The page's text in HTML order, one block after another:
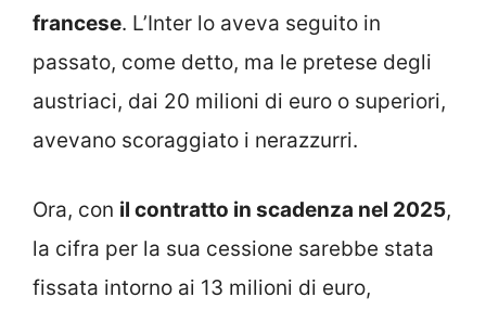
francese. L’Inter lo aveva seguito in
passato, come detto, ma le pretese degli
austriaci, dai 20 milioni di euro o superiori,
avevano scoraggiato i nerazzurri.
Ora, con il contratto in scadenza nel 2025,
la cifra per la sua cessione sarebbe stata
fissata intorno ai 13 milioni di euro,